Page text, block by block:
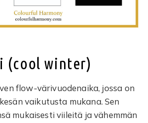
(cool winter)
flow-värivuodenaika, jossa on
vaikutusta mukana. Sen
mukaisesti viileitä ja vähemmän